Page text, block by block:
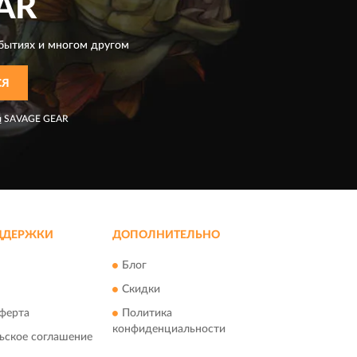
и многом другом
SAVAGE GEAR
соглашение
ДОПОЛНИТЕЛЬНО
Блог
Скидки
Политика
конфиденциальности